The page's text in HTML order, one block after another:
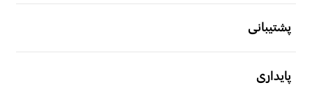
پشتیبانی
پایداری